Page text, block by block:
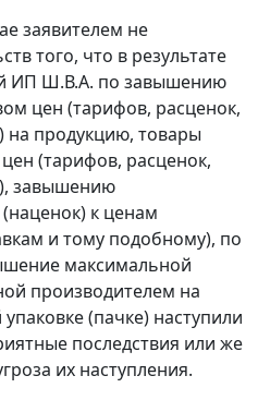
заявителем не
того, что в результате
ИП Ш.В.А. по завышению
цен (тарифов, расценок,
на продукцию, товары
(тарифов, расценок,
завышению
к ценам
и тому подобному), по
максимальной
производителем на
(пачке) наступили
последствия или же
их наступления.